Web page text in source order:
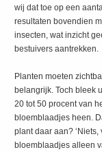
wij dat toe op een
resultaten bovendien
insecten, wat inzicht
bestuivers aantrekken.
Planten moeten
belangrijk. Toch bleek
20 tot 50 procent van
bloemblaadjes heen.
plant daar aan?
bloemblaadjes alleen